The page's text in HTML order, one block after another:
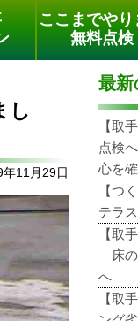
ここまでやり
無料点検
し
11月29日
最新
【取
点検
心を
【つ
テラ
【取
｜床
へ
【取